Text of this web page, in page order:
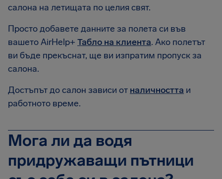
салона на летищата по целия свят.
Просто добавете данните за полета си във
вашето AirHelp+ Табло на клиента. Ако полетът
ви бъде прекъснат, ще ви изпратим пропуск за
салона.
Достъпът до салон зависи от наличността и
работното време.
Мога ли да водя
придружаващи пътници